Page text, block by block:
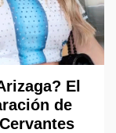
El
de